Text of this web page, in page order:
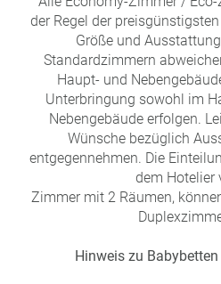
der Regel der
Größe und
Standardzimmern
Haupt- und
Unterbringung sowohl im
Nebengebäude erfolgen.
Wünsche bezüglich
entgegennehmen. Die
dem Hotelier
Zimmer mit 2 Räumen,
Hinweis zu